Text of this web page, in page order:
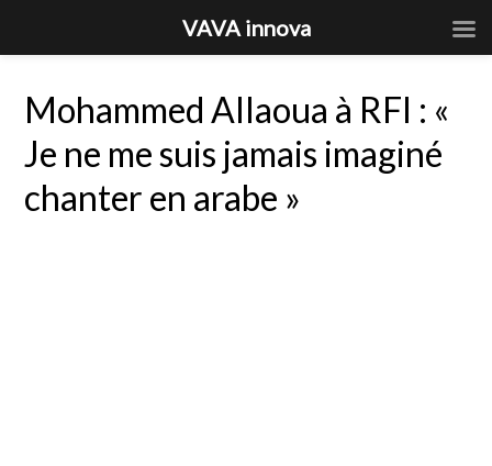
Mohammed Allaoua à RFI : «
Je ne me suis jamais imaginé
chanter en arabe »
VAVA innova